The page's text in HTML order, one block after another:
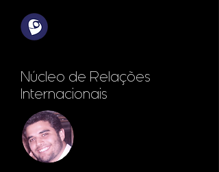
Núcleo de Relações
Internacionais